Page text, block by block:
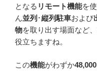
となる リモート機能を
ん並列 ･縦列駐車および
物を取り出す場面など
役立ちますね。
この機能がわずか